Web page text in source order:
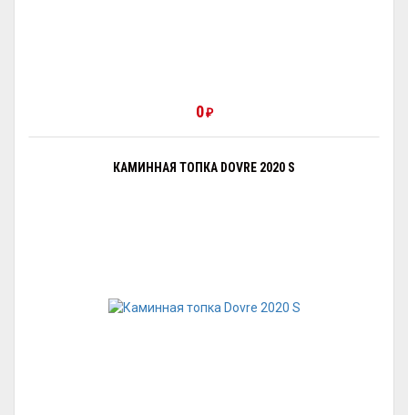
0 ₽
КАМИННАЯ ТОПКА DOVRE 2020 S